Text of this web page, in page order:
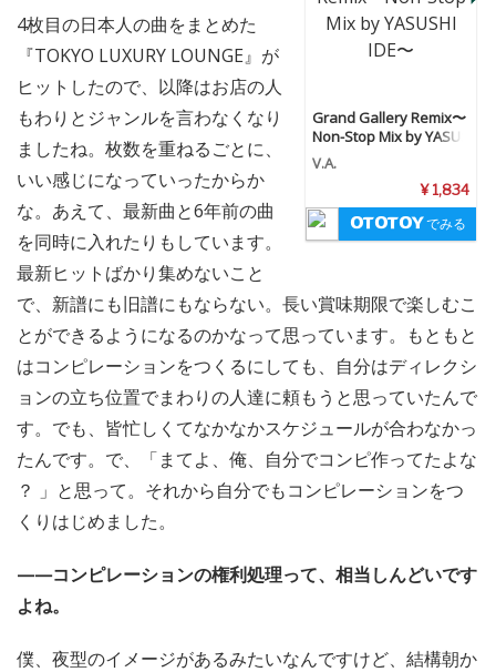
Grand Gallery Remix〜
Non-Stop Mix by YASUS
HI IDE〜
V.A.
¥ 1,834
でみる
4枚目の日本人の曲をまとめた
『TOKYO LUXURY LOUNGE』が
ヒットしたので、以降はお店の人
もわりとジャンルを言わなくなり
ましたね。枚数を重ねるごとに、
いい感じになっていったからか
な。あえて、最新曲と6年前の曲
を同時に入れたりもしています。
最新ヒットばかり集めないこと
で、新譜にも旧譜にもならない。長い賞味期限で楽しむこ
とができるようになるのかなって思っています。もともと
はコンピレーションをつくるにしても、自分はディレクシ
ョンの立ち位置でまわりの人達に頼もうと思っていたんで
す。でも、皆忙しくてなかなかスケジュールが合わなかっ
たんです。で、「まてよ、俺、自分でコンピ作ってたよな
？ 」と思って。それから自分でもコンピレーションをつ
くりはじめました。
——コンピレーションの権利処理って、相当しんどいです
よね。
僕、夜型のイメージがあるみたいなんですけど、結構朝か